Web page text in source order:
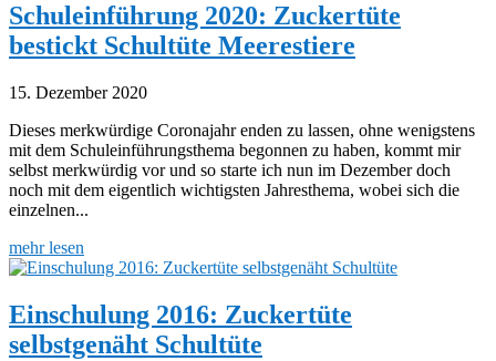
Schuleinführung 2020: Zuckertüte
bestickt Schultüte Meerestiere
15. Dezember 2020
Dieses merkwürdige Coronajahr enden zu lassen, ohne wenigstens
mit dem Schuleinführungsthema begonnen zu haben, kommt mir
selbst merkwürdig vor und so starte ich nun im Dezember doch
noch mit dem eigentlich wichtigsten Jahresthema, wobei sich die
einzelnen...
mehr lesen
Einschulung 2016: Zuckertüte
selbstgenäht Schultüte